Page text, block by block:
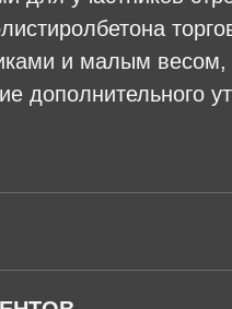
и малым
дополнительного